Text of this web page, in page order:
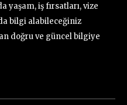
yaşam, iş fırsatları, vize
bilgi alabileceğiniz
doğru ve güncel bilgiye